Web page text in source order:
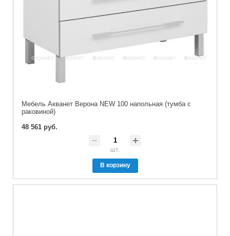
Мебель Акванет Верона NEW 100 напольная (тумба с
раковиной)
48 561 руб.
шт.
В корзину